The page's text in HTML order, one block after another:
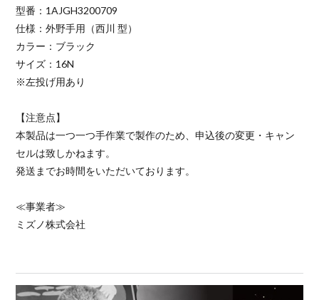
型番：1AJGH3200709
仕様：外野手用（西川 型）
カラー：ブラック
サイズ：16N
※左投げ用あり
【注意点】
本製品は一つ一つ手作業で製作のため、申込後の変更・キャン
セルは致しかねます。
発送までお時間をいただいております。
≪事業者≫
ミズノ株式会社